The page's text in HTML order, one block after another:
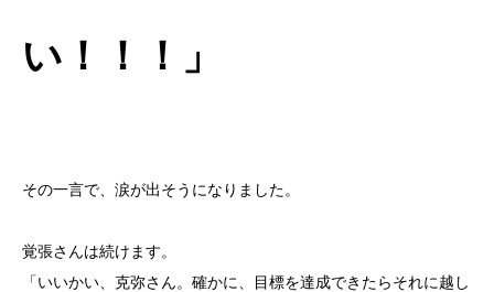
い！！！」
その一言で、涙が出そうになりました。
覚張さんは続けます。
「いいかい、克弥さん。確かに、目標を達成できたらそれに越し